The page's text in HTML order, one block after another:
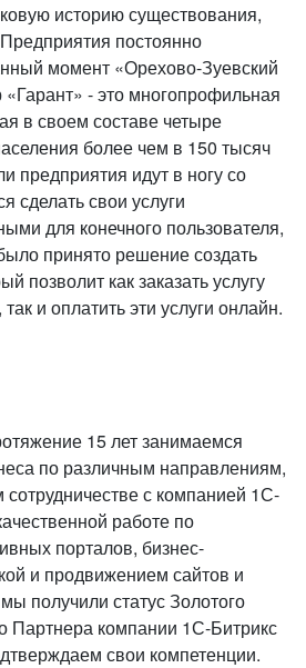
историю существования,
постоянно
момент «Орехово-Зуевский
«Гарант» - это многопрофильная
в своем составе четыре
более чем в 150 тысяч
предприятия идут в ногу со
сделать свои услуги
для конечного пользователя,
принято решение создать
позволит как заказать услугу
и оплатить эти услуги онлайн.
15 лет занимаемся
по различным направлениям,
сотрудничестве с компанией 1С-
работе по
порталов, бизнес-
и продвижением сайтов и
получили статус Золотого
Партнера компании 1С-Битрикс
свои компетенции.